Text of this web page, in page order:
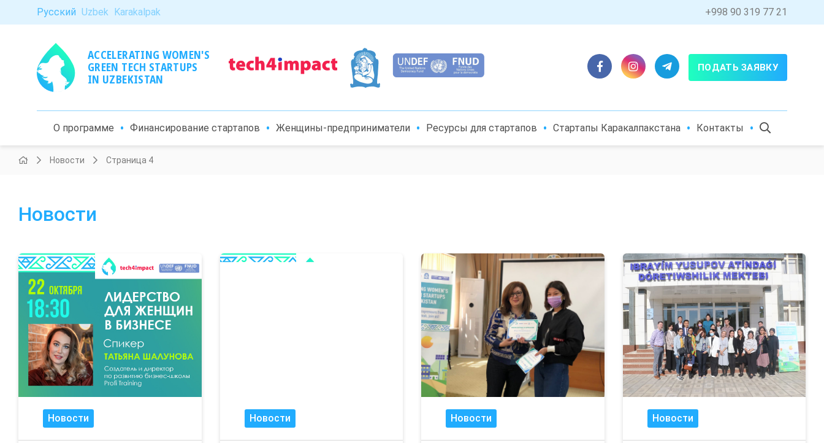
Русский Uzbek Karakalpak +998 90 319 77 21
ACCELERATING WOMEN'S
GREEN TECH STARTUPS
IN UZBEKISTAN
ПОДАТЬ ЗАЯВКУ
О программе Финансирование стартапов Женщины-предприниматели Ресурсы для стартапов Стартапы Каракалпакстана Контакты
Новости Страница 4
Новости
Новости Новости Новости Новости